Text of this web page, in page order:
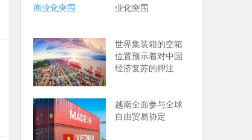
业化突围
世界集装箱的空箱
位置预示着对中国
经济复苏的押注
越南全面参与全球
自由贸易协定